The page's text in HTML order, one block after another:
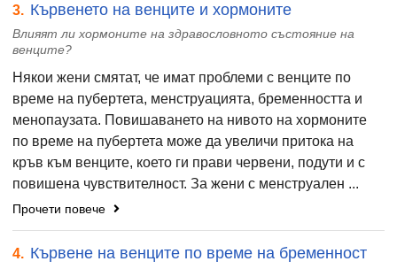
3. Кървенето на венците и хормоните
Влияят ли хормоните на здравословното състояние на
венците?
Някои жени смятат, че имат проблеми с венците по
време на пубертета, менструацията, бременността и
менопаузата. Повишаването на нивото на хормоните
по време на пубертета може да увеличи притока на
кръв към венците, което ги прави червени, подути и с
повишена чувствителност. За жени с менструален ...
Прочети повече
4. Кървене на венците по време на бременност